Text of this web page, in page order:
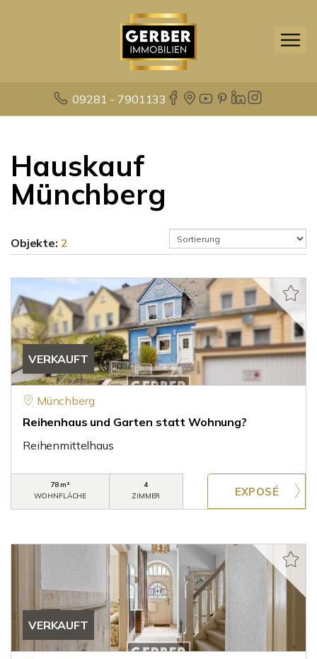
09281 - 7901133
Hauskauf
Münchberg
Objekte: 2
VERKAUFT
Münchberg
Reihenhaus und Garten statt Wohnung?
Reihenmittelhaus
78 m²
WOHNFLÄCHE
4
ZIMMER
VERKAUFT